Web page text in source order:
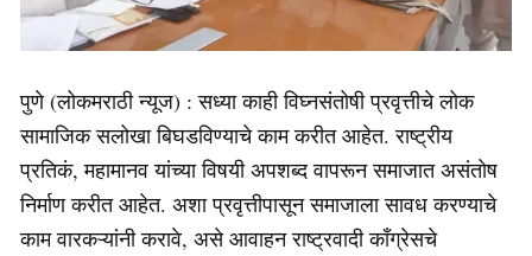
पुणे (लोकमराठी न्यूज) : सध्या काही विघ्नसंतोषी प्रवृत्तीचे लोक
सामाजिक सलोखा बिघडविण्याचे काम करीत आहेत. राष्ट्रीय
प्रतिकं, महामानव यांच्या विषयी अपशब्द वापरून समाजात असंतोष
निर्माण करीत आहेत. अशा प्रवृत्तीपासून समाजाला सावध करण्याचे
काम वारकऱ्यांनी करावे, असे आवाहन राष्ट्रवादी कॉंग्रेसचे